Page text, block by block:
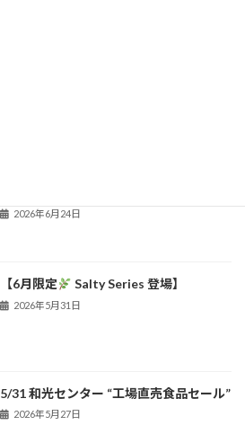
2026年6月24日
【6月限定 Salty Series 登場】
2026年5月31日
5/31 和光センター “工場直売食品セール”
2026年5月27日